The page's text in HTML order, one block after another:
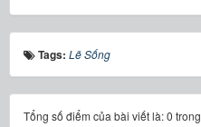
Tags: Lẽ Sống
Tổng số điểm của bài viết là: 0